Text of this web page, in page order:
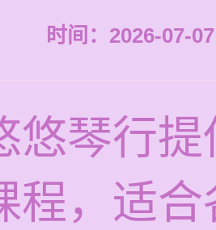
时间：2026-07-
悠琴行
程，适